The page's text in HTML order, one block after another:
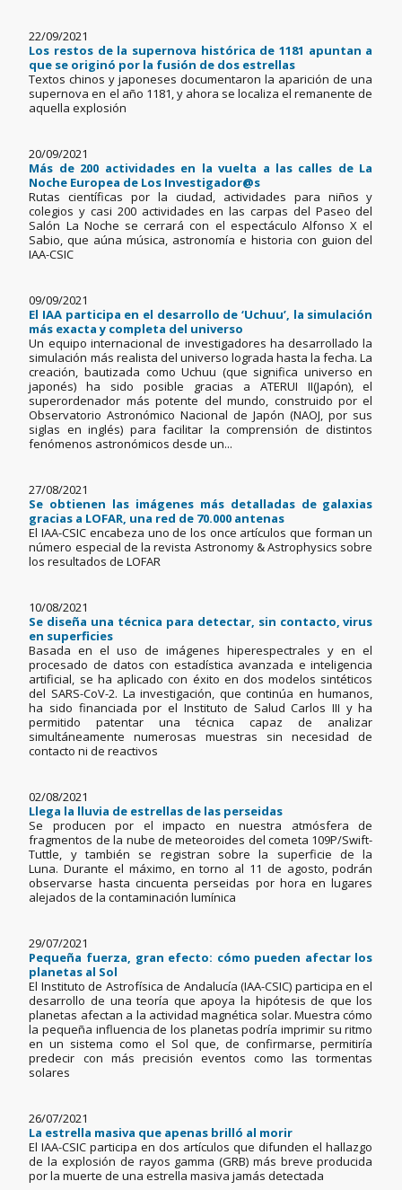
22/09/2021
Los restos de la supernova histórica de 1181 apuntan a
que se originó por la fusión de dos estrellas
Textos chinos y japoneses documentaron la aparición de una
supernova en el año 1181, y ahora se localiza el remanente de
aquella explosión
20/09/2021
Más de 200 actividades en la vuelta a las calles de La
Noche Europea de Los Investigador@s
Rutas científicas por la ciudad, actividades para niños y
colegios y casi 200 actividades en las carpas del Paseo del
Salón La Noche se cerrará con el espectáculo Alfonso X el
Sabio, que aúna música, astronomía e historia con guion del
IAA-CSIC
09/09/2021
El IAA participa en el desarrollo de ‘Uchuu’, la simulación
más exacta y completa del universo
Un equipo internacional de investigadores ha desarrollado la
simulación más realista del universo lograda hasta la fecha. La
creación, bautizada como Uchuu (que significa universo en
japonés) ha sido posible gracias a ATERUI II(Japón), el
superordenador más potente del mundo, construido por el
Observatorio Astronómico Nacional de Japón (NAOJ, por sus
siglas en inglés) para facilitar la comprensión de distintos
fenómenos astronómicos desde un...
27/08/2021
Se obtienen las imágenes más detalladas de galaxias
gracias a LOFAR, una red de 70.000 antenas
El IAA-CSIC encabeza uno de los once artículos que forman un
número especial de la revista Astronomy & Astrophysics sobre
los resultados de LOFAR
10/08/2021
Se diseña una técnica para detectar, sin contacto, virus
en superficies
Basada en el uso de imágenes hiperespectrales y en el
procesado de datos con estadística avanzada e inteligencia
artificial, se ha aplicado con éxito en dos modelos sintéticos
del SARS-CoV-2. La investigación, que continúa en humanos,
ha sido financiada por el Instituto de Salud Carlos III y ha
permitido patentar una técnica capaz de analizar
simultáneamente numerosas muestras sin necesidad de
contacto ni de reactivos
02/08/2021
Llega la lluvia de estrellas de las perseidas
Se producen por el impacto en nuestra atmósfera de
fragmentos de la nube de meteoroides del cometa 109P/Swift-
Tuttle, y también se registran sobre la superficie de la
Luna. Durante el máximo, en torno al 11 de agosto, podrán
observarse hasta cincuenta perseidas por hora en lugares
alejados de la contaminación lumínica
29/07/2021
Pequeña fuerza, gran efecto: cómo pueden afectar los
planetas al Sol
El Instituto de Astrofísica de Andalucía (IAA-CSIC) participa en el
desarrollo de una teoría que apoya la hipótesis de que los
planetas afectan a la actividad magnética solar. Muestra cómo
la pequeña influencia de los planetas podría imprimir su ritmo
en un sistema como el Sol que, de confirmarse, permitiría
predecir con más precisión eventos como las tormentas
solares
26/07/2021
La estrella masiva que apenas brilló al morir
El IAA-CSIC participa en dos artículos que difunden el hallazgo
de la explosión de rayos gamma (GRB) más breve producida
por la muerte de una estrella masiva jamás detectada